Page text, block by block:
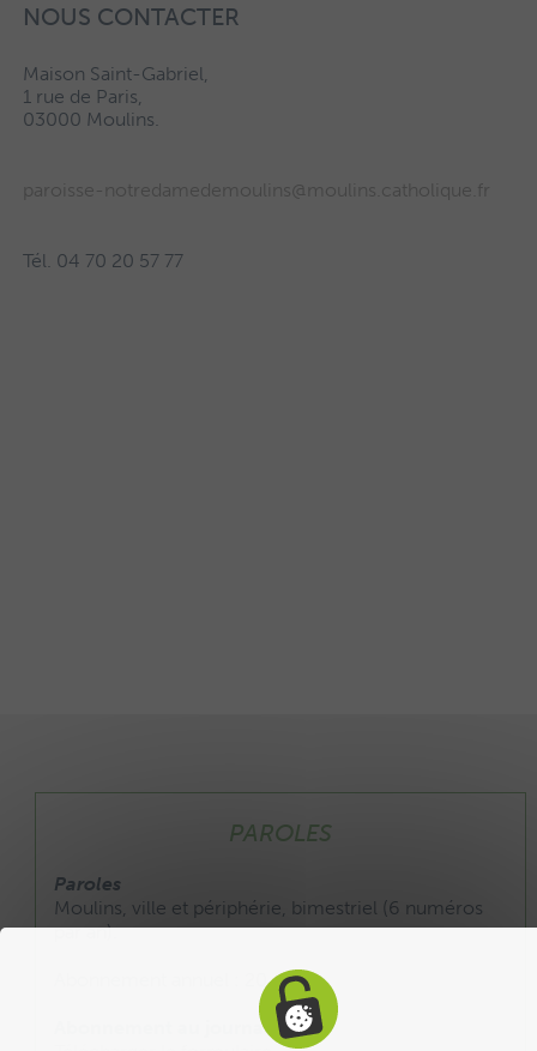
NOUS CONTACTER
Maison Saint-Gabriel,
1 rue de Paris,
03000 Moulins.
paroisse-notredamedemoulins@moulins.catholique.fr
Tél. 04 70 20 57 77
PAROLES
Paroles
Moulins, ville et périphérie, bimestriel (6 numéros
par an).
Abonnement annuel : 20 €
Abonnement au journal :